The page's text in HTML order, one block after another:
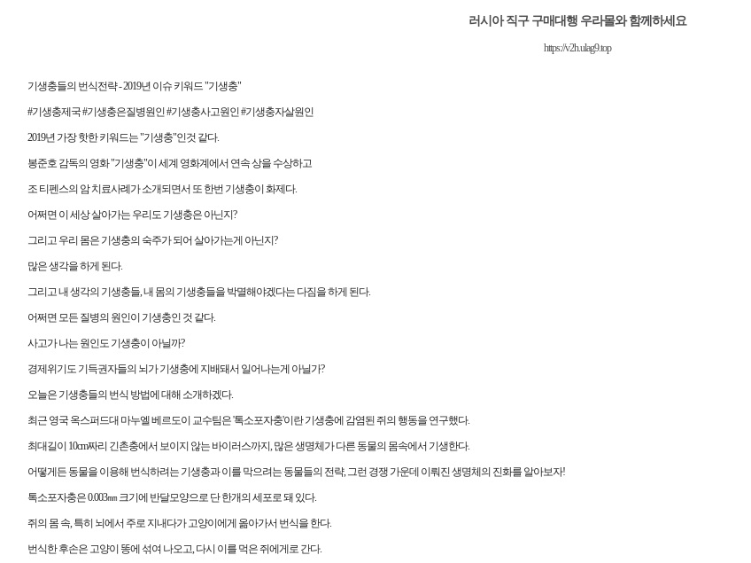
러시아 직구 구매대행 우라몰와 함께하세요
https://v2h.ulag9.top
기생충들의 번식전략 - 2019년 이슈 키워드 "기생충"
#기생충제국 #기생충은질병원인 #기생충사고원인 #기생충자살원인
2019년 가장 핫한 키워드는 "기생충"인것 같다.
봉준호 감독의 영화 "기생충"이 세계 영화계에서 연속 상을 수상하고
조 티펜스의 암 치료사례가 소개되면서 또 한번 기생충이 화제다.
어쩌면 이 세상 살아가는 우리도 기생충은 아닌지?
그리고 우리 몸은 기생충의 숙주가 되어 살아가는게 아닌지?
많은 생각을 하게 된다.
그리고 내 생각의 기생충들, 내 몸의 기생충들을 박멸해야겠다는 다짐을 하게 된다.
어쩌면 모든 질병의 원인이 기생충인 것 같다.
사고가 나는 원인도 기생충이 아닐까?
경제위기도 기득권자들의 뇌가 기생충에 지배돼서 일어나는게 아닐가?
오늘은 기생충들의 번식 방법에 대해 소개하겠다.
최근 영국 옥스퍼드대 마누엘 베르도이 교수팀은 '톡소포자충'이란 기생충에 감염된 쥐의 행동을 연구했다.
최대길이 10cm짜리 긴촌충에서 보이지 않는 바이러스까지, 많은 생명체가 다른 동물의 몸속에서 기생한다.
어떻게든 동물을 이용해 번식하려는 기생충과 이를 막으려는 동물들의 전략, 그런 경쟁 가운데 이뤄진 생명체의 진화를 알아보자!
톡소포자충은 0.003㎜ 크기에 반달모양으로 단 한개의 세포로 돼 있다.
쥐의 몸 속, 특히 뇌에서 주로 지내다가 고양이에게 옮아가서 번식을 한다.
번식한 후손은 고양이 똥에 섞여 나오고, 다시 이를 먹은 쥐에게로 간다.